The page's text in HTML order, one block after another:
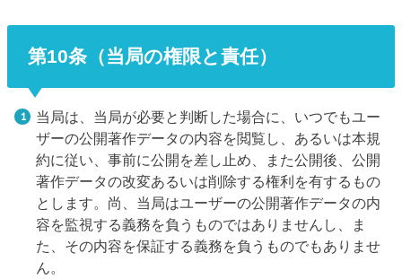
第10条（当局の権限と責任）
当局は、当局が必要と判断した場合に、いつでもユー
ザーの公開著作データの内容を閲覧し、あるいは本規
約に従い、事前に公開を差し止め、また公開後、公開
著作データの改変あるいは削除する権利を有するもの
とします。尚、当局はユーザーの公開著作データの内
容を監視する義務を負うものではありませんし、ま
た、その内容を保証する義務を負うものでもありませ
ん。